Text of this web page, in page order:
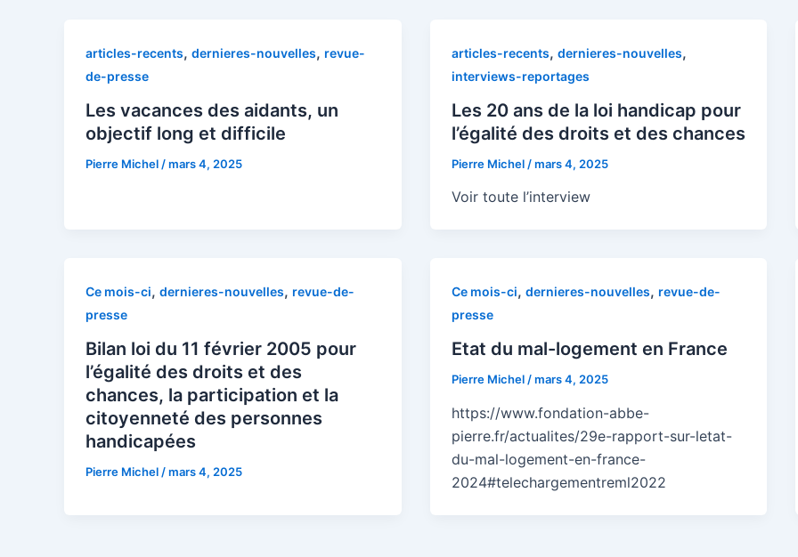
articles-recents, dernieres-nouvelles, revue-
de-presse
Les vacances des aidants, un
objectif long et difficile
Pierre Michel /mars 4, 2025
articles-recents, dernieres-nouvelles,
interviews-reportages
Les 20 ans de la loi handicap pour
l’égalité des droits et des chances
Pierre Michel /mars 4, 2025
Voir toute l’interview
Ce mois-ci, dernieres-nouvelles, revue-de-
presse
Bilan loi du 11 février 2005 pour
l’égalité des droits et des
chances, la participation et la
citoyenneté des personnes
handicapées
Pierre Michel /mars 4, 2025
Ce mois-ci, dernieres-nouvelles, revue-de-
presse
Etat du mal-logement en France
Pierre Michel /mars 4, 2025
https://www.fondation-abbe-
pierre.fr/actualites/29e-rapport-sur-letat-
du-mal-logement-en-france-
2024#telechargementreml2022